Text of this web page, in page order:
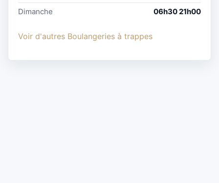
Dimanche 06h30 21h00
Voir d'autres Boulangeries à trappes